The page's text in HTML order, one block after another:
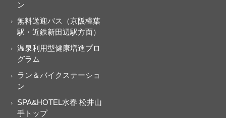
ン
無料送迎バス（京阪樟葉
駅・近鉄新田辺駅方面）
温泉利用型健康増進プロ
グラム
ラン＆バイクステーショ
ン
SPA&HOTEL水春 松井山
手トップ